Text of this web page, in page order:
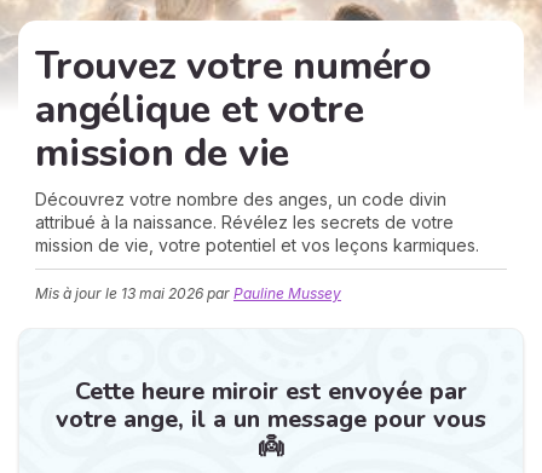
Trouvez votre numéro
angélique et votre
mission de vie
Découvrez votre nombre des anges, un code divin
attribué à la naissance. Révélez les secrets de votre
mission de vie, votre potentiel et vos leçons karmiques.
Mis à jour le 13 mai 2026 par Pauline Mussey
Cette heure miroir est envoyée par
votre ange, il a un message pour vous
👼